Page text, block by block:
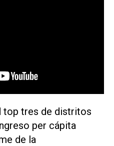
top tres de distritos
per cápita
de la